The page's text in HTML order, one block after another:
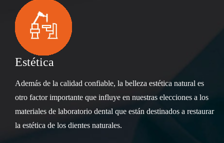
Estética
Además de la calidad confiable, la belleza estética natural es
otro factor importante que influye en nuestras elecciones a los
materiales de laboratorio dental que están destinados a restaurar
la estética de los dientes naturales.